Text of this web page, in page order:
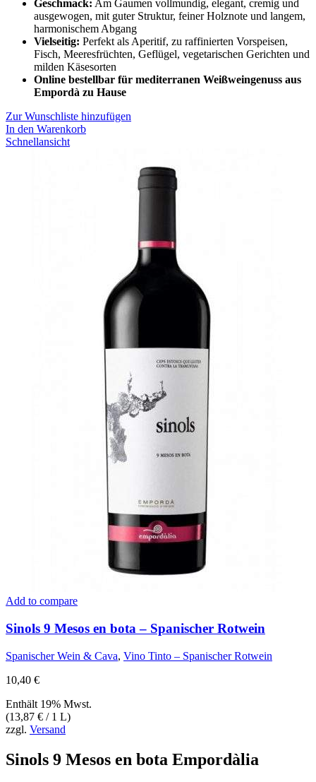
Geschmack: Am Gaumen vollmundig, elegant, cremig und
ausgewogen, mit guter Struktur, feiner Holznote und langem,
harmonischem Abgang
Vielseitig: Perfekt als Aperitif, zu raffinierten Vorspeisen,
Fisch, Meeresfrüchten, Geflügel, vegetarischen Gerichten und
milden Käsesorten
Online bestellbar für mediterranen Weißweingenuss aus
Empordà zu Hause
Zur Wunschliste hinzufügen
In den Warenkorb
Schnellansicht
Add to compare
Sinols 9 Mesos en bota – Spanischer Rotwein
Spanischer Wein & Cava, Vino Tinto – Spanischer Rotwein
10,40 €
Enthält 19% Mwst.
(13,87 € / 1 L)
zzgl. Versand
Sinols 9 Mesos en bota Empordàlia